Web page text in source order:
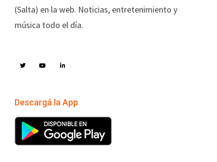
(Salta) en la web. Noticias, entretenimiento y
música todo el día.
Descargá la App